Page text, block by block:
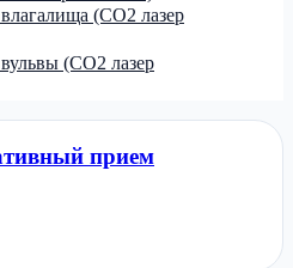
(CO2 лазер
(CO2 лазер
прием